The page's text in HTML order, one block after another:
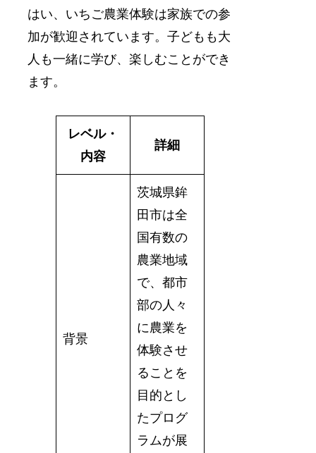
はい、いちご農業体験は家族での参
加が歓迎されています。子どもも大
人も一緒に学び、楽しむことができ
ます。
レベル・
内容
詳細
背景
茨城県鉾
田市は全
国有数の
農業地域
で、都市
部の人々
に農業を
体験させ
ることを
目的とし
たプログ
ラムが展